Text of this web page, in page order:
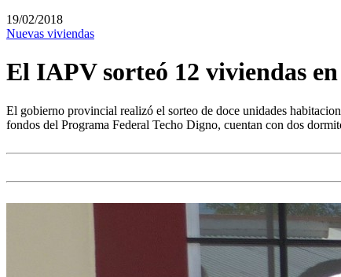
19/02/2018
Nuevas viviendas
El IAPV sorteó 12 viviendas
El gobierno provincial realizó el sorteo de doce unidades
fondos del Programa Federal Techo Digno, cuentan con dos